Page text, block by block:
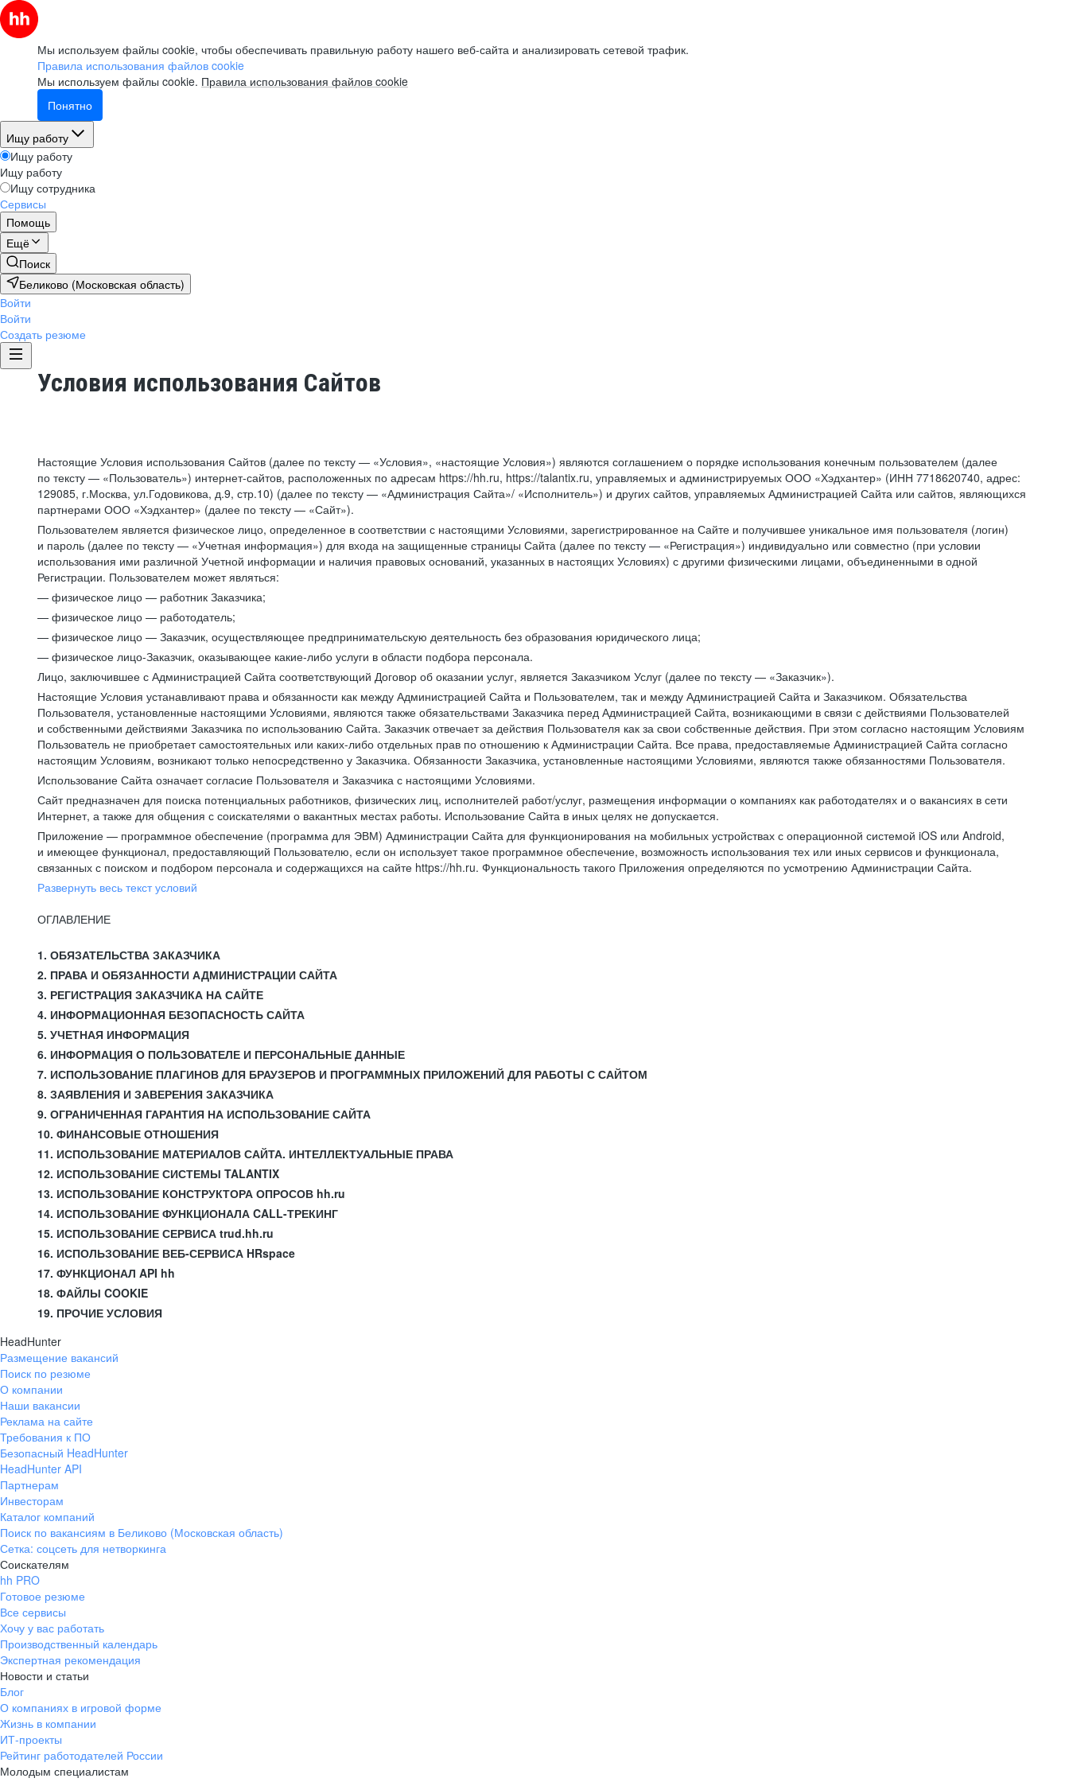
Мы используем файлы cookie, чтобы обеспечивать правильную работу нашего веб-сайта и анализировать сетевой трафик.
Правила использования файлов cookie
Мы используем файлы cookie. Правила использования файлов cookie
Понятно
Ищу работу
Ищу работу
Ищу работу
Ищу сотрудника
Сервисы
Помощь
Ещё
Поиск
Беликово (Московская область)
Войти
Войти
Создать резюме
Условия использования Сайтов
Настоящие Условия использования Сайтов (далее по тексту — «Условия», «настоящие Условия») являются соглашением о порядке использования конечным пользователем (далее
по тексту — «Пользователь») интернет-сайтов, расположенных по адресам https://hh.ru, https://talantix.ru, управляемых и администрируемых ООО «Хэдхантер» (ИНН 7718620740, адрес:
129085, г.Москва, ул.Годовикова, д.9, стр.10) (далее по тексту — «Администрация Сайта»/ «Исполнитель») и других сайтов, управляемых Администрацией Сайта или сайтов, являющихся
партнерами ООО «Хэдхантер» (далее по тексту — «Сайт»).
Пользователем является физическое лицо, определенное в соответствии с настоящими Условиями, зарегистрированное на Сайте и получившее уникальное имя пользователя (логин)
и пароль (далее по тексту — «Учетная информация») для входа на защищенные страницы Сайта (далее по тексту — «Регистрация») индивидуально или совместно (при условии
использования ими различной Учетной информации и наличия правовых оснований, указанных в настоящих Условиях) с другими физическими лицами, объединенными в одной
Регистрации. Пользователем может являться:
— физическое лицо — работник Заказчика;
— физическое лицо — работодатель;
— физическое лицо — Заказчик, осуществляющее предпринимательскую деятельность без образования юридического лица;
— физическое лицо-Заказчик, оказывающее какие-либо услуги в области подбора персонала.
Лицо, заключившее с Администрацией Сайта соответствующий Договор об оказании услуг, является Заказчиком Услуг (далее по тексту — «Заказчик»).
Настоящие Условия устанавливают права и обязанности как между Администрацией Сайта и Пользователем, так и между Администрацией Сайта и Заказчиком. Обязательства
Пользователя, установленные настоящими Условиями, являются также обязательствами Заказчика перед Администрацией Сайта, возникающими в связи с действиями Пользователей
и собственными действиями Заказчика по использованию Сайта. Заказчик отвечает за действия Пользователя как за свои собственные действия. При этом согласно настоящим Условиям
Пользователь не приобретает самостоятельных или каких-либо отдельных прав по отношению к Администрации Сайта. Все права, предоставляемые Администрацией Сайта согласно
настоящим Условиям, возникают только непосредственно у Заказчика. Обязанности Заказчика, установленные настоящими Условиями, являются также обязанностями Пользователя.
Использование Сайта означает согласие Пользователя и Заказчика с настоящими Условиями.
Сайт предназначен для поиска потенциальных работников, физических лиц, исполнителей работ/услуг, размещения информации о компаниях как работодателях и о вакансиях в сети
Интернет, а также для общения с соискателями о вакантных местах работы. Использование Сайта в иных целях не допускается.
Приложение — программное обеспечение (программа для ЭВМ) Администрации Сайта для функционирования на мобильных устройствах с операционной системой iOS или Android,
и имеющее функционал, предоставляющий Пользователю, если он использует такое программное обеспечение, возможность использования тех или иных сервисов и функционала,
связанных с поиском и подбором персонала и содержащихся на сайте https://hh.ru. Функциональность такого Приложения определяются по усмотрению Администрации Сайта.
Развернуть весь текст условий
ОГЛАВЛЕНИЕ
1. ОБЯЗАТЕЛЬСТВА ЗАКАЗЧИКА
2. ПРАВА И ОБЯЗАННОСТИ АДМИНИСТРАЦИИ САЙТА
3. РЕГИСТРАЦИЯ ЗАКАЗЧИКА НА САЙТЕ
4. ИНФОРМАЦИОННАЯ БЕЗОПАСНОСТЬ САЙТА
5. УЧЕТНАЯ ИНФОРМАЦИЯ
6. ИНФОРМАЦИЯ О ПОЛЬЗОВАТЕЛЕ И ПЕРСОНАЛЬНЫЕ ДАННЫЕ
7. ИСПОЛЬЗОВАНИЕ ПЛАГИНОВ ДЛЯ БРАУЗЕРОВ И ПРОГРАММНЫХ ПРИЛОЖЕНИЙ ДЛЯ РАБОТЫ С САЙТОМ
8. ЗАЯВЛЕНИЯ И ЗАВЕРЕНИЯ ЗАКАЗЧИКА
9. ОГРАНИЧЕННАЯ ГАРАНТИЯ НА ИСПОЛЬЗОВАНИЕ САЙТА
10. ФИНАНСОВЫЕ ОТНОШЕНИЯ
11. ИСПОЛЬЗОВАНИЕ МАТЕРИАЛОВ САЙТА. ИНТЕЛЛЕКТУАЛЬНЫЕ ПРАВА
12. ИСПОЛЬЗОВАНИЕ СИСТЕМЫ TALANTIX
13. ИСПОЛЬЗОВАНИЕ КОНСТРУКТОРА ОПРОСОВ hh.ru
14. ИСПОЛЬЗОВАНИЕ ФУНКЦИОНАЛА CALL-ТРЕКИНГ
15. ИСПОЛЬЗОВАНИЕ СЕРВИСА trud.hh.ru
16. ИСПОЛЬЗОВАНИЕ ВЕБ-СЕРВИСА HRspace
17. ФУНКЦИОНАЛ API hh
18. ФАЙЛЫ COOKIE
19. ПРОЧИЕ УСЛОВИЯ
HeadHunter
Размещение вакансий
Поиск по резюме
О компании
Наши вакансии
Реклама на сайте
Требования к ПО
Безопасный HeadHunter
HeadHunter API
Партнерам
Инвесторам
Каталог компаний
Поиск по вакансиям в Беликово (Московская область)
Сетка: соцсеть для нетворкинга
Соискателям
hh PRO
Готовое резюме
Все сервисы
Хочу у вас работать
Производственный календарь
Экспертная рекомендация
Новости и статьи
Блог
О компаниях в игровой форме
Жизнь в компании
ИТ-проекты
Рейтинг работодателей России
Молодым специалистам